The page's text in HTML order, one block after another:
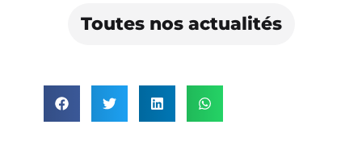
Toutes nos actualités